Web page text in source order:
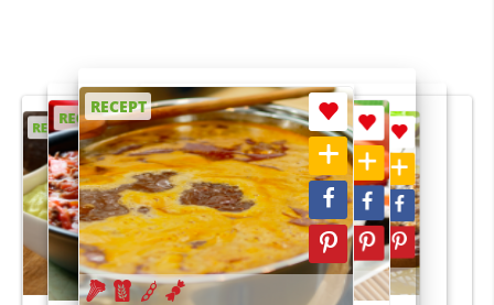
RECEPT
RECEPT
RECEPT
RECEPT
RECEPT